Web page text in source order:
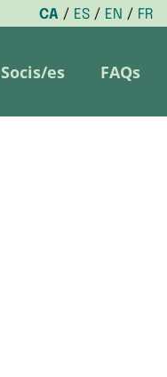
CA ES EN
FR
Socis/es FAQs